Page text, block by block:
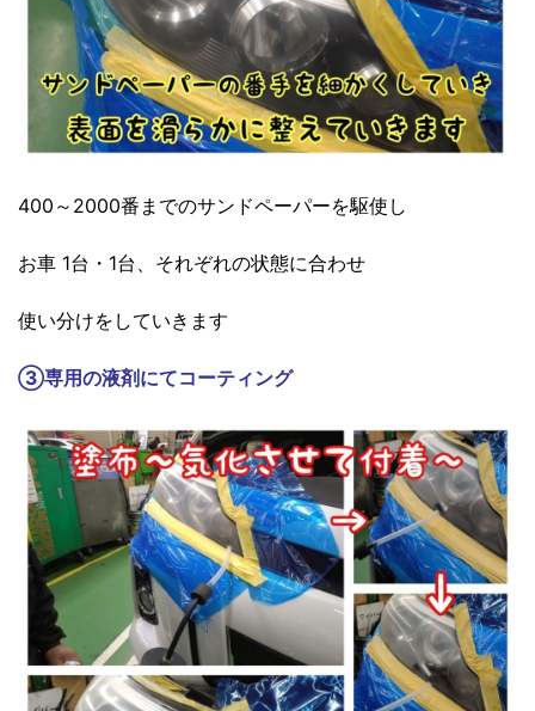
400～2000番までのサンドペーパーを駆使し
お車 1台・1台、それぞれの状態に合わせ
使い分けをしていきます
③専用の液剤にてコーティング